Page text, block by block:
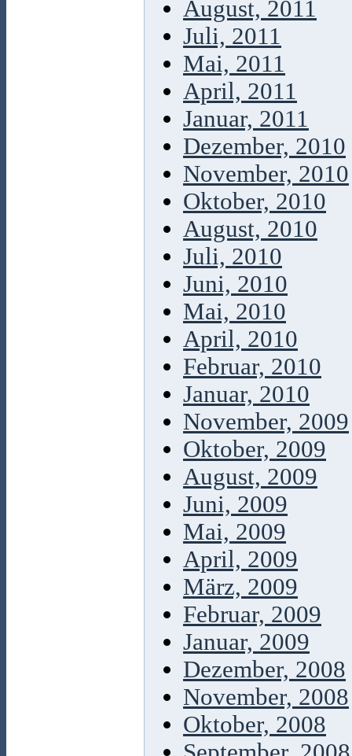
August, 2011
Juli, 2011
Mai, 2011
April, 2011
Januar, 2011
Dezember, 2010
November, 2010
Oktober, 2010
August, 2010
Juli, 2010
Juni, 2010
Mai, 2010
April, 2010
Februar, 2010
Januar, 2010
November, 2009
Oktober, 2009
August, 2009
Juni, 2009
Mai, 2009
April, 2009
März, 2009
Februar, 2009
Januar, 2009
Dezember, 2008
November, 2008
Oktober, 2008